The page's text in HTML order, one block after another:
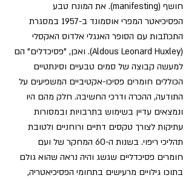
חושף (manifesting). את המונח טבע
הפסיכיאטר המפרי אוסמונד ב-1957 במסגרת
התכתבות עם הסופר האנגלי אלדוס האקסלי
(Aldous Leonard Huxley). ואכן, "פסיכדלים" הם
למעשה קבוצה של סמים טבעיים וסינתטיים
הכוללים חומרים פסיכו-אקטיביים המשפיעים על
התודעה, ההכרה ודרכי החשיבה. חלק מהם היו
ונמצאים עדיין בשימוש בתרבויות ובמסורות
עתיקות לצורך טקסים דתיים ורוחניים ולטובת
תהליכי ריפוי. בשנות ה-60 המחקר של ועם
חומרים פסיכדליים שגשג והיה נראה שהוא גולם
בתוכו גילויים מרעישים בתחומי הפסיכיאטריה,